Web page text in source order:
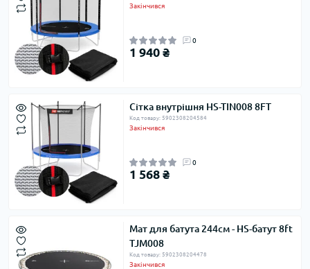
Закінчився
0
1 940 ₴
Сітка внутрішня HS-TIN008 8FT
Код товару: 5902308204584
Закінчився
0
1 568 ₴
Мат для батута 244см - HS-батут 8ft
TJM008
Код товару: 5902308204478
Закінчився